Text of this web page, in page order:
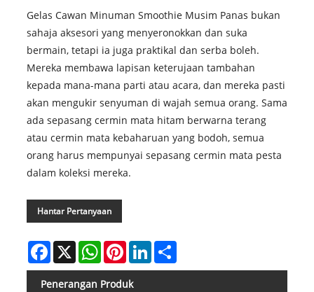
Gelas Cawan Minuman Smoothie Musim Panas bukan
sahaja aksesori yang menyeronokkan dan suka
bermain, tetapi ia juga praktikal dan serba boleh.
Mereka membawa lapisan keterujaan tambahan
kepada mana-mana parti atau acara, dan mereka pasti
akan mengukir senyuman di wajah semua orang. Sama
ada sepasang cermin mata hitam berwarna terang
atau cermin mata kebaharuan yang bodoh, semua
orang harus mempunyai sepasang cermin mata pesta
dalam koleksi mereka.
Hantar Pertanyaan
Facebook
X WhatsAppPinterestLinkedInShare
Penerangan Produk